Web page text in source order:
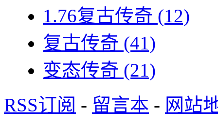
1.76复古传奇 (12)
复古传奇 (41)
变态传奇 (21)
RSS订阅 - 留言本 - 网站